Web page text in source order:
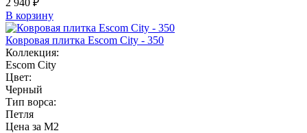
В корзину
Ковровая плитка Escom City - 350
Коллекция:
Escom City
Цвет:
Черный
Тип ворса:
Петля
Цена за М2